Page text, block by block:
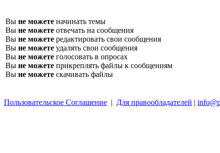
Вы не можете начинать темы
Вы не можете отвечать на сообщения
Вы не можете редактировать свои сообщения
Вы не можете удалять свои сообщения
Вы не можете голосовать в опросах
Вы не можете прикреплять файлы к сообщениям
Вы не можете скачивать файлы
Пользовательское Соглашение | Для правообладателей |